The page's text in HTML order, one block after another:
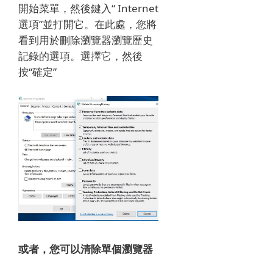
開始菜單，然後鍵入“ Internet
選項”並打開它。 在此處，您將
看到用於刪除瀏覽器瀏覽歷史
記錄的選項。 選擇它，然後
按“確定”
或者，您可以清除單個瀏覽器